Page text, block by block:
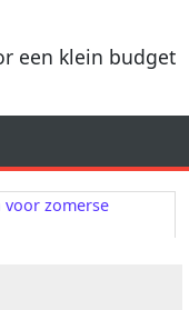
een klein budget
zomerse